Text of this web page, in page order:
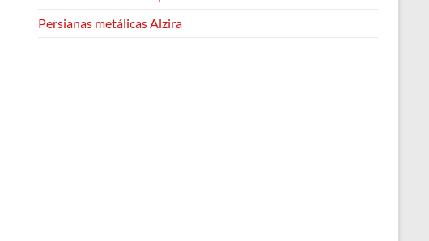
Persianas metálicas Alzira